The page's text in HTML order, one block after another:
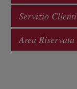
Servizio Clienti
Area Riservata